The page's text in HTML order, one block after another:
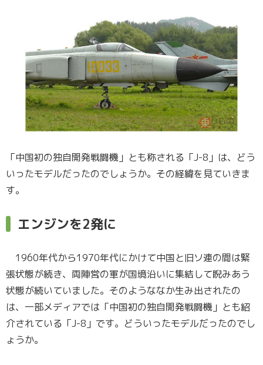
「中国初の独自開発戦闘機」とも称される「J-8」は、どう
いったモデルだったのでしょうか。その経緯を見ていきま
す。
エンジンを2発に
1960年代から1970年代にかけて中国と旧ソ連の間は緊
張状態が続き、両陣営の軍が国境沿いに集結して睨みあう
状態が続いていました。そのようななか生み出されたの
は、一部メディアでは「中国初の独自開発戦闘機」とも紹
介されている「J-8」です。どういったモデルだったのでし
ょうか。